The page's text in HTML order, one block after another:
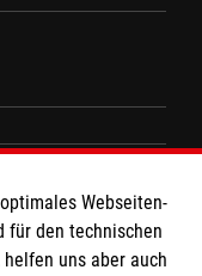
Webseiten-
für den technischen
uns aber auch